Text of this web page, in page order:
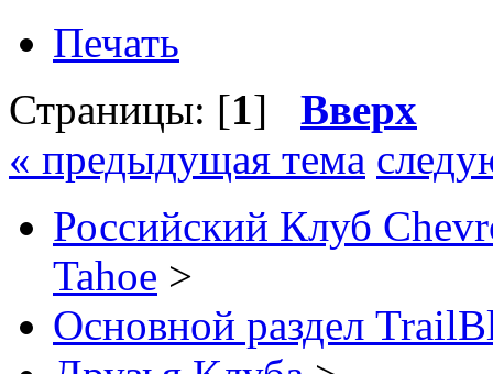
Печать
Страницы: [1] Вверх
« предыдущая тема
Российский Клуб
Tahoe >
Основной раздел